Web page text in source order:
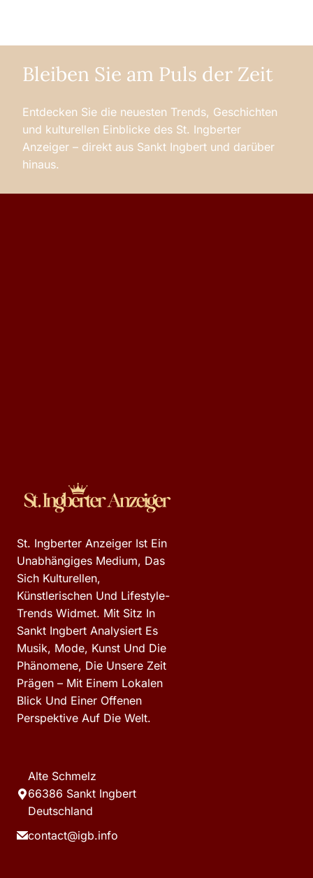
Bleiben Sie am Puls der Zeit
Entdecken Sie die neuesten Trends, Geschichten
und kulturellen Einblicke des St. Ingberter
Anzeiger – direkt aus Sankt Ingbert und darüber
hinaus.
St. Ingberter Anzeiger Ist Ein
Unabhängiges Medium, Das
Sich Kulturellen,
Künstlerischen Und Lifestyle-
Trends Widmet. Mit Sitz In
Sankt Ingbert Analysiert Es
Musik, Mode, Kunst Und Die
Phänomene, Die Unsere Zeit
Prägen – Mit Einem Lokalen
Blick Und Einer Offenen
Perspektive Auf Die Welt.
Alte Schmelz
66386 Sankt Ingbert
Deutschland
contact@igb.info